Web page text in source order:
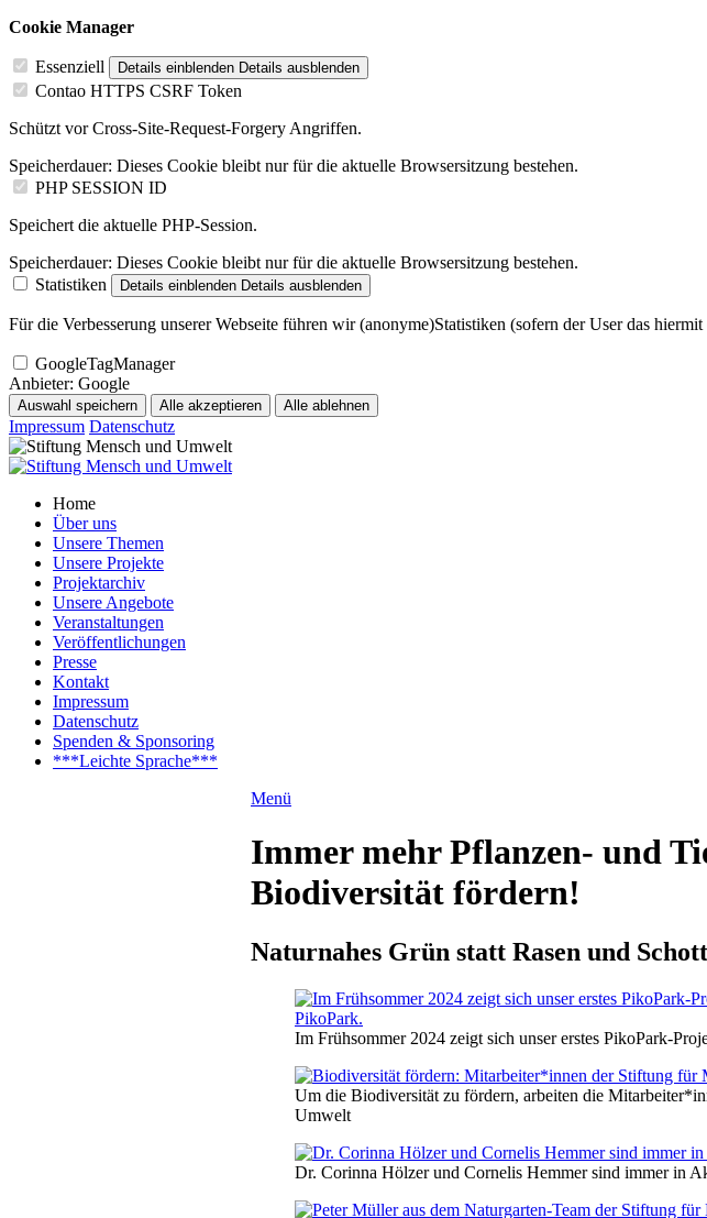
Cookie Manager
Essenziell Details einblenden Details ausblenden
Contao HTTPS CSRF Token
Schützt vor Cross-Site-Request-Forgery Angriffen.
Speicherdauer: Dieses Cookie bleibt nur für die aktuelle Browsersitzung bestehen.
PHP SESSION ID
Speichert die aktuelle PHP-Session.
Speicherdauer: Dieses Cookie bleibt nur für die aktuelle Browsersitzung bestehen.
Statistiken
Details einblenden Details ausblenden
Für die Verbesserung unserer Webseite führen wir (anonyme)Statistiken (sofern der User das hiermit
GoogleTagManager
Anbieter: Google
Auswahl speichern Alle akzeptieren Alle ablehnen
Impressum Datenschutz
Home
Über uns
Unsere Themen
Unsere Projekte
Projektarchiv
Unsere Angebote
Veranstaltungen
Veröffentlichungen
Presse
Kontakt
Impressum
Datenschutz
Spenden & Sponsoring
***Leichte Sprache***
Menü
Immer mehr Pflanzen- und
Biodiversität fördern!
Naturnahes Grün statt Rasen und
Im Frühsommer 2024 zeigt sich unser erstes PikoPark-
Um die Biodiversität zu fördern, arbeiten die
Umwelt
Dr. Corinna Hölzer und Cornelis Hemmer sind immer in